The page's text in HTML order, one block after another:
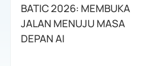
BATIC 2026: MEMBUKA
JALAN MENUJU MASA
DEPAN AI